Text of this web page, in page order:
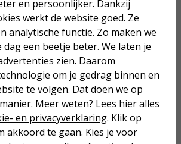
22:30 uur besteld, morgen in huis.
boven € 25,-
dagen na aankoop
en persoonlijker. Dankzij
werkt de website goed. Ze
analytische functie. Zo maken we
dag een beetje beter. We laten je
zien. Daarom
om je gedrag binnen en
te volgen. Dat doen we op
Meer weten? Lees hier alles
en privacyverklaring. Klik op
akkoord te gaan. Kies je voor